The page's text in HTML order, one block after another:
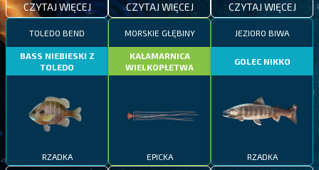
CZYTAJ WIĘCEJ CZYTAJ WIĘCEJ CZYTAJ WIĘCEJ
TOLEDO BEND
BASS NIEBIESKI Z
TOLEDO
RZADKA
MORSKIE GŁĘBINY
KAŁAMARNICA
WIELKOPŁETWA
EPICKA
JEZIORO BIWA
GOLEC NIKKO
RZADKA